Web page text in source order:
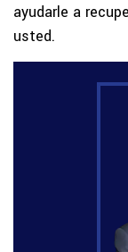
ayudarle a
usted.